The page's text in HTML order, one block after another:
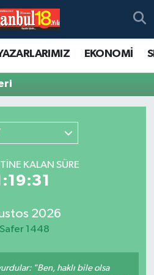
EKONOMİ
KALAN SÜRE
2026
1448
"Ben, haklı bile olsa